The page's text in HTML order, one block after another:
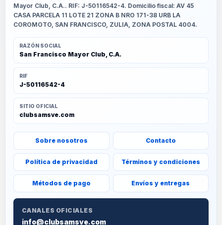
Mayor Club, C.A.. RIF: J-50116542-4. Domicilio fiscal: AV 45
CASA PARCELA 11 LOTE 21 ZONA B NRO 171-38 URB LA
COROMOTO, SAN FRANCISCO, ZULIA, ZONA POSTAL 4004.
RAZÓN SOCIAL
San Francisco Mayor Club, C.A.
RIF
J-50116542-4
SITIO OFICIAL
clubsamsve.com
Sobre nosotros Contacto
Política de privacidad Términos y condiciones
Métodos de pago Envíos y entregas
CANALES OFICIALES
info@clubsamsve.com